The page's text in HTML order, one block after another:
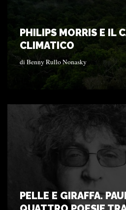
PHILIPS MORRIS E IL
CLIMATICO
diBenny Rullo Nonasky
PELLE E GIRAFFA.